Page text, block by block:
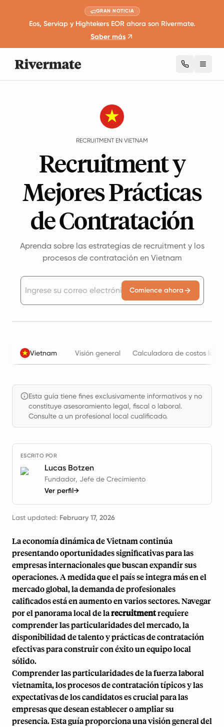
GRAN NOTICIA
Eos, Serviap y Hightekers EOR ahora son Rivermate.
Saber más
RECRUITMENT EN VIETNAM
Recruitment y
Mejores Prácticas
de Contratación
Aprenda sobre las estrategias de recruitment y los
procesos de contratación en Vietnam
Comience ahora
Vietnam Visión general Calculadora de costos
Esta guía tiene fines exclusivamente informativos y no
constituye asesoramiento legal, fiscal o laboral.
Consulte a un profesional local cualificado.
ESCRITO POR
Lucas Botzen
Fundador, Jefe de Crecimiento
Ver perfil→
Last updated: February 17, 2026
La economía dinámica de Vietnam continúa
presentando oportunidades significativas para las
empresas internacionales que buscan expandir sus
operaciones. A medida que el país se integra más en el
mercado global, la demanda de profesionales
calificados está en aumento en varios sectores. Navegar
por el panorama local de larecruitmentrequiere
comprender las particularidades del mercado, la
disponibilidad de talento y prácticas de contratación
efectivas para construir con éxito un equipo local
sólido.
Comprender las particularidades de la fuerza laboral
vietnamita, los procesos de contratación típicos y las
expectativas de los candidatos es crucial para las
empresas que desean establecer o ampliar su
presencia. Esta guía proporciona una visión general del